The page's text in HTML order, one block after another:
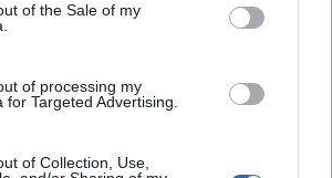
of the Sale of my
of processing my
for Targeted Advertising.
of Collection, Use,